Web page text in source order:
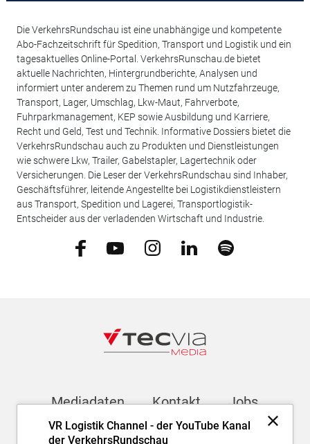
VR Logistik Channel - der YouTube Kanal
der VerkehrsRundschau
Die VerkehrsRundschau ist eine unabhängige und kompetente
Abo-Fachzeitschrift für Spedition, Transport und Logistik und ein
tagesaktuelles Online-Portal. VerkehrsRunschau.de bietet
aktuelle Nachrichten, Hintergrundberichte, Analysen und
informiert unter anderem zu Themen rund um Nutzfahrzeuge,
Transport, Lager, Umschlag, Lkw-Maut, Fahrverbote,
Fuhrparkmanagement, KEP sowie Ausbildung und Karriere,
Recht und Geld, Test und Technik. Informative Dossiers bietet die
VerkehrsRundschau auch zu Produkten und Dienstleistungen
wie schwere Lkw, Trailer, Gabelstapler, Lagertechnik oder
Versicherungen. Die Leser der VerkehrsRundschau sind Inhaber,
Geschäftsführer, leitende Angestellte bei Logistikdienstleistern
aus Transport, Spedition und Lagerei, Transportlogistik-
Entscheider aus der verladenden Wirtschaft und Industrie.
Mediadaten Kontakt Jobs
Newsletter